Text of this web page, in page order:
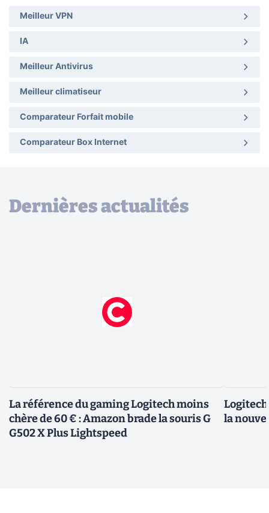
Meilleur VPN
IA
Meilleur Antivirus
Meilleur climatiseur
Comparateur Forfait mobile
Comparateur Box Internet
Dernières actualités
La référence du gaming Logitech moins
chère de 60 € : Amazon brade la souris G
G502 X Plus Lightspeed
la